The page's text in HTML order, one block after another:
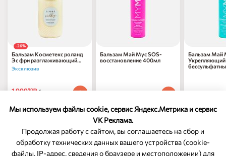
Мы используем файлы cookie, сервис Яндекс.Метрика и сервис
VK Реклама.
Продолжая работу с сайтом, вы соглашаетесь на сбор и
обработку технических данных вашего устройства (cookie-
файлы, IP-адрес, сведения о браузере и местоположении) для
-26%
Бальзам Косметекс роланд
Эс фри разглаживающий
480мл
Эксклюзив
1 99990₽ 1 шт
Бальзам Май Мус SOS-
восстановление 400мл
Бальзам Май
Укрепляющий